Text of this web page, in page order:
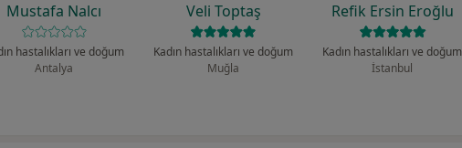
Mustafa Nalcı
hastalıkları ve doğum
Antalya
Veli Toptaş
Kadın hastalıkları ve doğum
Muğla
Refik Ersin Eroğlu
Kadın hastalıkları ve doğum
İstanbul